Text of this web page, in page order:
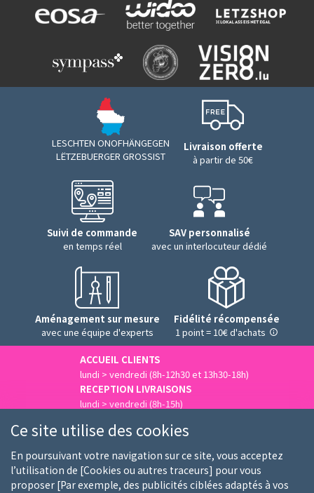
LESCHTEN ONOFHÄNGEGEN
LËTZEBUERGER GROSSIST
Livraison offerte
à partir de 50€
Suivi de commande
en temps réel
SAV personnalisé
avec un interlocuteur dédié
Aménagement sur mesure
avec une équipe d'experts
Fidélité récompensée
1 point = 10€ d'achats
ACCUEIL CLIENTS
lundi > vendredi (8h-12h30 et 13h30-18h)
RECEPTION LIVRAISONS
lundi > vendredi (8h-15h)
Ce site utilise des cookies
En poursuivant votre navigation sur ce site, vous acceptez
l’utilisation de [Cookies ou autres traceurs] pour vous
proposer [Par exemple, des publicités ciblées adaptés à vos